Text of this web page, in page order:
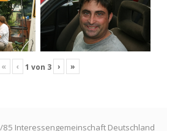
« ‹ 1 von 3 › »
85 Interessengemeinschaft Deutschland